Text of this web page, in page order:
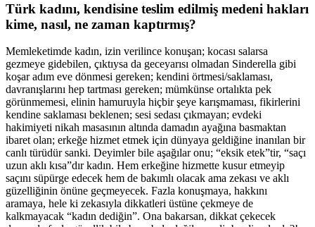
Türk kadını, kendisine teslim edilmiş medeni hakları
kime, nasıl, ne zaman kaptırmış?
Memleketimde kadın, izin verilince konuşan; kocası salarsa
gezmeye gidebilen, çıktıysa da geceyarısı olmadan Sinderella gibi
koşar adım eve dönmesi gereken; kendini örtmesi/saklaması,
davranışlarını hep tartması gereken; mümkünse ortalıkta pek
görünmemesi, elinin hamuruyla hiçbir şeye karışmaması, fikirlerini
kendine saklaması beklenen; sesi sedası çıkmayan; evdeki
hakimiyeti nikah masasının altında damadın ayağına basmaktan
ibaret olan; erkeğe hizmet etmek için dünyaya geldiğine inanılan bir
canlı türüdür sanki. Deyimler bile aşağılar onu; “eksik etek”tir, “saçı
uzun aklı kısa”dır kadın. Hem erkeğine hizmette kusur etmeyip
saçını süpürge edecek hem de bakımlı olacak ama zekası ve aklı
güzelliğinin önüne geçmeyecek. Fazla konuşmaya, hakkını
aramaya, hele ki zekasıyla dikkatleri üstüne çekmeye de
kalkmayacak “kadın dediğin”. Ona bakarsan, dikkat çekecek